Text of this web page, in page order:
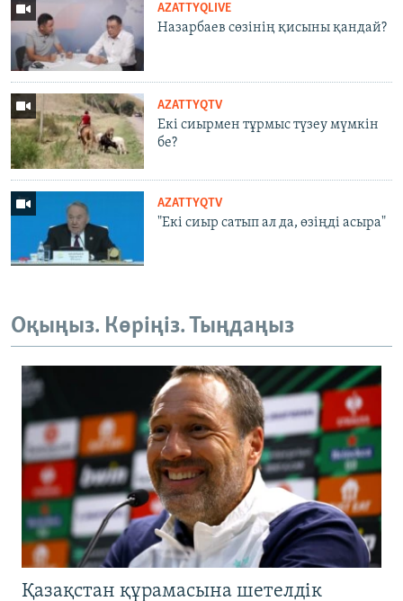
AZATTYQLIVE
Назарбаев сөзінің қисыны қандай?
AZATTYQTV
Екі сиырмен тұрмыс түзеу мүмкін
бе?
AZATTYQTV
"Екі сиыр сатып ал да, өзіңді асыра"
Оқыңыз. Көріңіз. Тыңдаңыз
Қазақстан құрамасына шетелдік